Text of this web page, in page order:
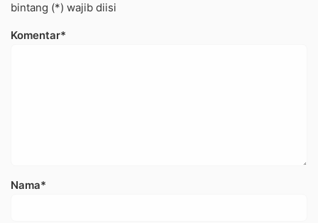
bintang (*) wajib diisi
Komentar*
Nama*